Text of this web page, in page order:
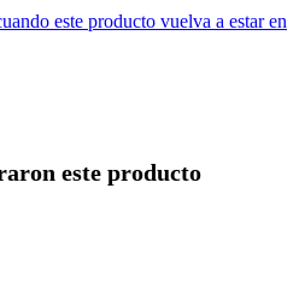
este producto vuelva a estar en
este producto